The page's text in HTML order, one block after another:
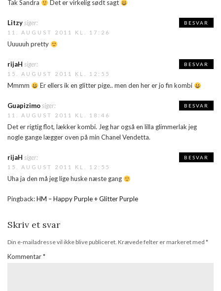
Tak Sandra Det er virkelig sødt sagt
Litzysiger:
11. AUGUST 2011 KL. 17:26
Uuuuuh pretty
BESVAR
rijaH siger:
15. AUGUST 2011 KL. 12:55
Mmmm Er ellers ik en glitter pige.. men den her er jo fin kombi
BESVAR
Guapizimosiger:
11. AUGUST 2011 KL. 18:46
Det er rigtig flot, lækker kombi. Jeg har også en lilla glimmerlak jeg
nogle gange lægger oven på min Chanel Vendetta.
BESVAR
rijaH siger:
15. AUGUST 2011 KL. 12:55
Uha ja den må jeg lige huske næste gang
BESVAR
Pingback:HM – Happy Purple + Glitter Purple
Skriv et svar
Din e-mailadresse vil ikke blive publiceret. Krævede felter er markeret med *
Kommentar*